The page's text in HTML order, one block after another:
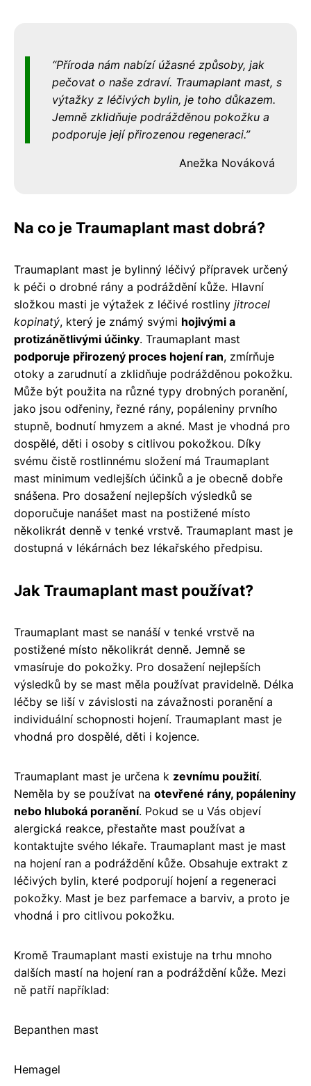
Příroda nám nabízí úžasné způsoby, jak
pečovat o naše zdraví. Traumaplant mast, s
výtažky z léčivých bylin, je toho důkazem.
Jemně zklidňuje podrážděnou pokožku a
podporuje její přirozenou regeneraci.
Anežka Nováková
Na co je Traumaplant mast dobrá?
Traumaplant mast je bylinný léčivý přípravek určený
k péči o drobné rány a podráždění kůže. Hlavní
složkou masti je výtažek z léčivé rostliny jitrocel
kopinatý, který je známý svými hojivými a
protizánětlivými účinky. Traumaplant mast
podporuje přirozený proces hojení ran, zmírňuje
otoky a zarudnutí a zklidňuje podrážděnou pokožku.
Může být použita na různé typy drobných poranění,
jako jsou odřeniny, řezné rány, popáleniny prvního
stupně, bodnutí hmyzem a akné. Mast je vhodná pro
dospělé, děti i osoby s citlivou pokožkou. Díky
svému čistě rostlinnému složení má Traumaplant
mast minimum vedlejších účinků a je obecně dobře
snášena. Pro dosažení nejlepších výsledků se
doporučuje nanášet mast na postižené místo
několikrát denně v tenké vrstvě. Traumaplant mast je
dostupná v lékárnách bez lékařského předpisu.
Jak Traumaplant mast používat?
Traumaplant mast se nanáší v tenké vrstvě na
postižené místo několikrát denně. Jemně se
vmasíruje do pokožky. Pro dosažení nejlepších
výsledků by se mast měla používat pravidelně. Délka
léčby se liší v závislosti na závažnosti poranění a
individuální schopnosti hojení. Traumaplant mast je
vhodná pro dospělé, děti i kojence.
Traumaplant mast je určena k zevnímu použití.
Neměla by se používat na otevřené rány, popáleniny
nebo hluboká poranění. Pokud se u Vás objeví
alergická reakce, přestaňte mast používat a
kontaktujte svého lékaře. Traumaplant mast je mast
na hojení ran a podráždění kůže. Obsahuje extrakt z
léčivých bylin, které podporují hojení a regeneraci
pokožky. Mast je bez parfemace a barviv, a proto je
vhodná i pro citlivou pokožku.
Kromě Traumaplant masti existuje na trhu mnoho
dalších mastí na hojení ran a podráždění kůže. Mezi
ně patří například:
Bepanthen mast
Hemagel